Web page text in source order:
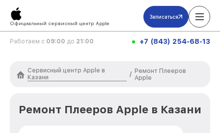
Официальный сервисный центр Apple
Записаться
Работаем с 09:00 до 21:00 +7 (843) 254-68-13
Сервисный центр Apple в
Казани
/ Ремонт Плееров
Apple
Ремонт Плееров Apple в Казани